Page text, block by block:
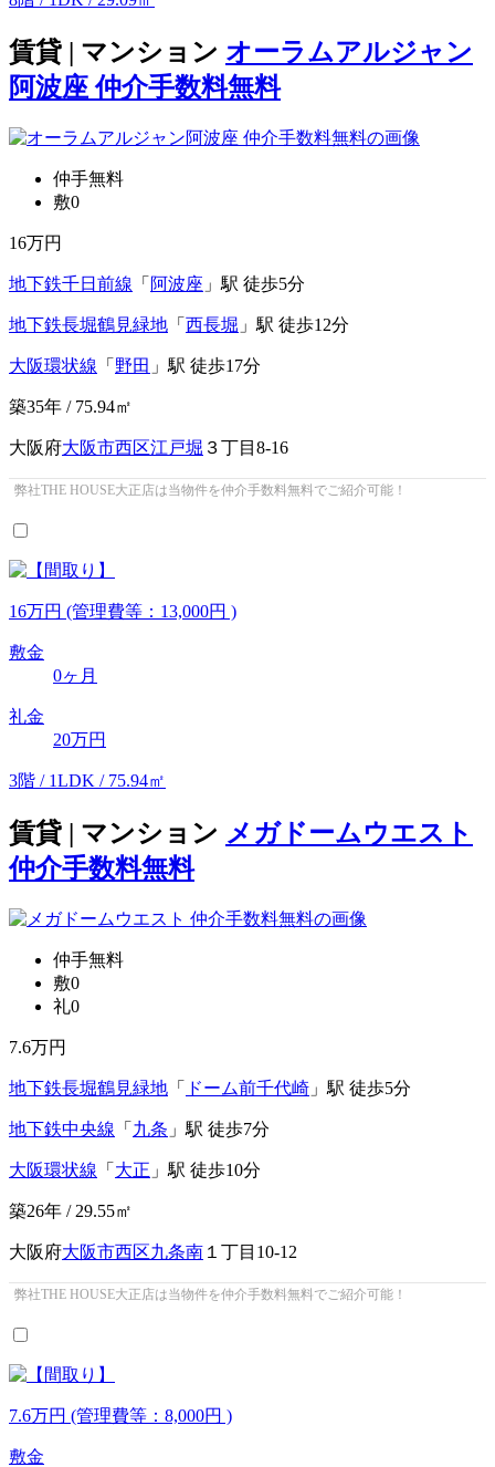
賃貸 | マンション オーラムアルジャン
阿波座 仲介手数料無料
仲手無料
敷0
16万円
地下鉄千日前線 「 阿波座 」駅 徒歩5分
地下鉄長堀鶴見緑地 「 西長堀 」駅 徒歩12分
大阪環状線 「 野田 」駅 徒歩17分
築35年 / 75.94㎡
大阪府大阪市西区江戸堀 ３丁目8-16
弊社THE HOUSE大正店は当物件を仲介手数料無料でご紹介可能！
16万円 (管理費等：13,000円 )
敷金
0ヶ月
礼金
20万円
3階 / 1LDK / 75.94㎡
賃貸 | マンション メガドームウエスト
仲介手数料無料
仲手無料
敷0
礼0
7.6万円
地下鉄長堀鶴見緑地 「 ドーム前千代崎 」駅 徒歩5分
地下鉄中央線 「 九条 」駅 徒歩7分
大阪環状線 「 大正 」駅 徒歩10分
築26年 / 29.55㎡
大阪府大阪市西区九条南 １丁目10-12
弊社THE HOUSE大正店は当物件を仲介手数料無料でご紹介可能！
7.6万円 (管理費等：8,000円 )
敷金